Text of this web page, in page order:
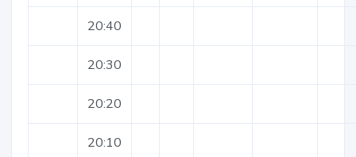
20:40
20:30
20:20
20:10